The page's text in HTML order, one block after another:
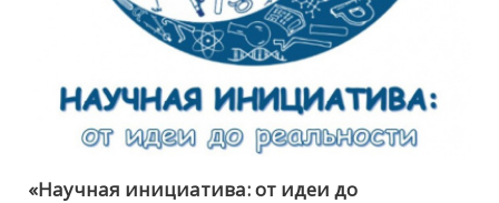
«Научная инициатива: от идеи до